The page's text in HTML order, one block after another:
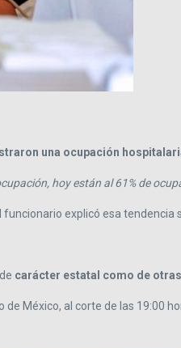
una ocupación
hoy están al 61% de
explicó esa tendencia
carácter estatal como de
México, al corte de las 19:00